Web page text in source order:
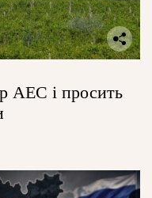
АЕС і просить